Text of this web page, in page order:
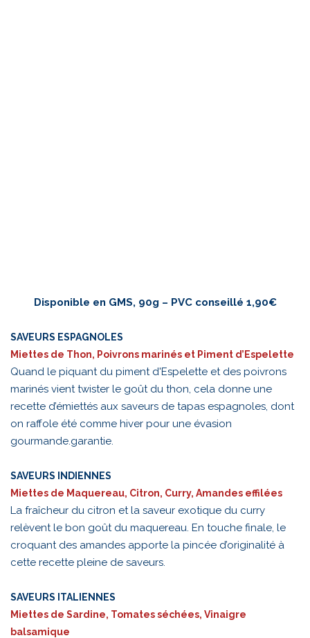
Disponible en GMS, 90g – PVC conseillé 1,90€
SAVEURS ESPAGNOLES
Miettes de Thon, Poivrons marinés et Piment d’Espelette
Quand le piquant du piment d'Espelette et des poivrons
marinés vient twister le goût du thon, cela donne une
recette d’émiettés aux saveurs de tapas espagnoles, dont
on raffole été comme hiver pour une évasion
gourmande.garantie.
SAVEURS INDIENNES
Miettes de Maquereau, Citron, Curry, Amandes effilées
La fraîcheur du citron et la saveur exotique du curry
relèvent le bon goût du maquereau. En touche finale, le
croquant des amandes apporte la pincée d’originalité à
cette recette pleine de saveurs.
SAVEURS ITALIENNES
Miettes de Sardine, Tomates séchées, Vinaigre
balsamique